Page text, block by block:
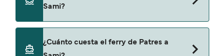
Sami?
es de aproximadamente 3 horas. La duración de
¿Cuánto cuesta el ferry de Patres a